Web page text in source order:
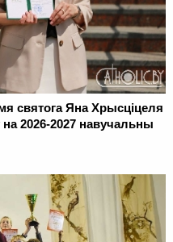
святога Яна Хрысціцеля
2026-2027 навучальны